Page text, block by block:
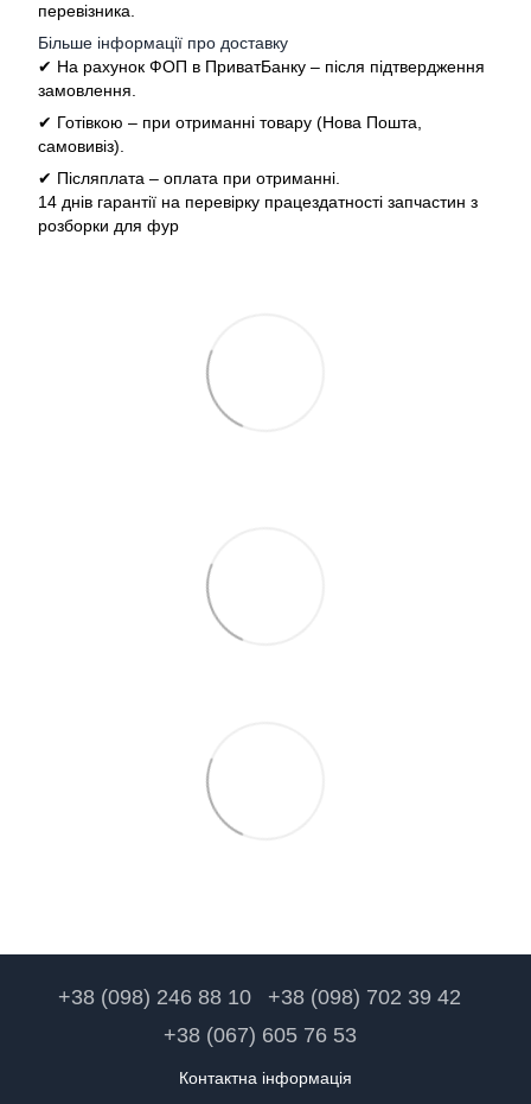
перевізника.
Більше інформації про доставку
✔ На рахунок ФОП в ПриватБанку – після підтвердження
замовлення.
✔ Готівкою – при отриманні товару (Нова Пошта,
самовивіз).
✔ Післяплата – оплата при отриманні.
14 днів гарантії на перевірку працездатності запчастин з
розборки для фур
+38 (098) 246 88 10
+38 (098) 702 39 42
+38 (067) 605 76 53
Контактна інформація